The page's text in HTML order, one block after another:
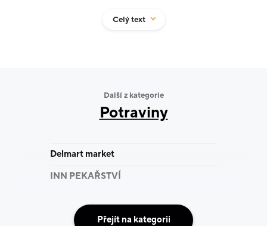
Celý text
Další z kategorie
Potraviny
Delmart market
INN PEKAŘSTVÍ
Přejít na kategorii